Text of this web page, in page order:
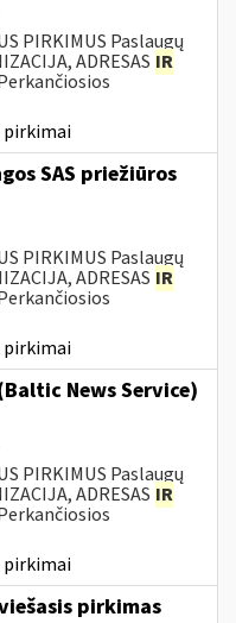
PIRKIMUS Paslaugų
ADRESAS IR
pirkimai
SAS priežiūros
PIRKIMUS Paslaugų
ADRESAS IR
pirkimai
News Service)
PIRKIMUS Paslaugų
ADRESAS IR
pirkimai
pirkimas